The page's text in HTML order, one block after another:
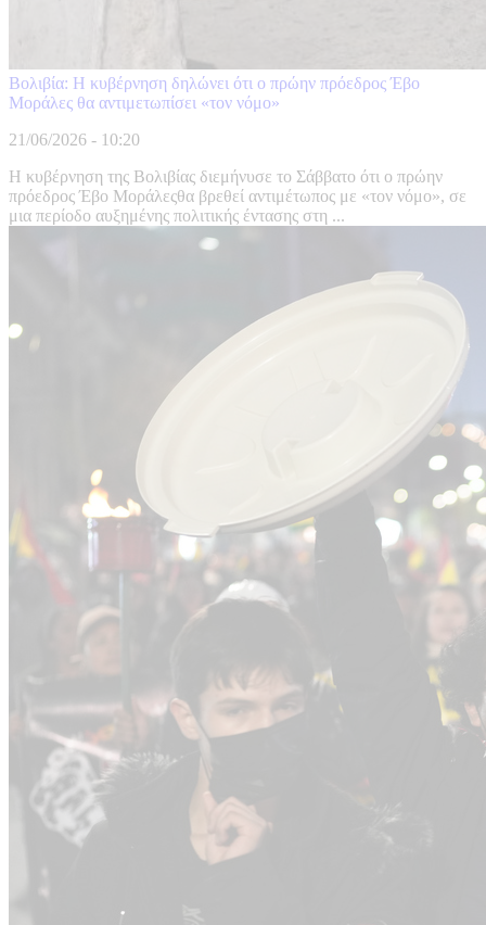
Βολιβία: Η κυβέρνηση δηλώνει ότι ο πρώην πρόεδρος Έβο
Μοράλες θα αντιμετωπίσει «τον νόμο»
21/06/2026 - 10:20
Η κυβέρνηση της Βολιβίας διεμήνυσε το Σάββατο ότι ο πρώην
πρόεδρος Έβο Μοράλεςθα βρεθεί αντιμέτωπος με «τον νόμο», σε
μια περίοδο αυξημένης πολιτικής έντασης στη ...